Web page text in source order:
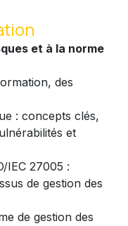
et à la norme
des
: concepts clés,
et
IEC 27005 :
de gestion des
de gestion des